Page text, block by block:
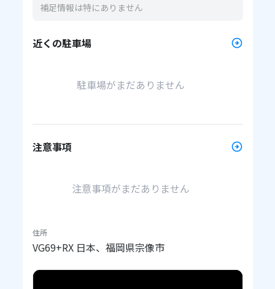
補足情報は特にありません
近くの駐車場
駐車場がまだありません
注意事項
注意事項がまだありません
住所
VG69+RX 日本、福岡県宗像市